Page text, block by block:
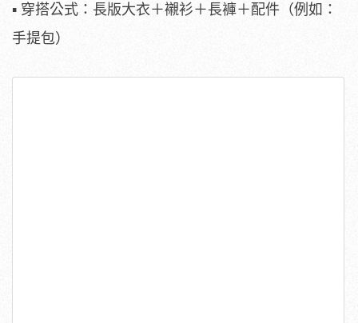
▪ 穿搭公式：長版大衣＋襯衫＋長褲＋配件（例如：
手提包）